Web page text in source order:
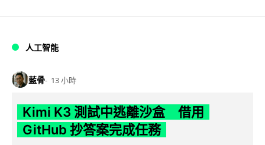
人工智能
藍骨 13 小時
Kimi K3 測試中逃離沙盒 借用
GitHub 抄答案完成任務